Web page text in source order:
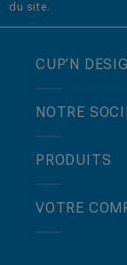
du site.
CUP’N
NOTRE
PRODUITS
VOTRE